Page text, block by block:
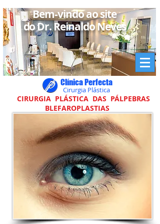
Bem-vindo ao site
do Dr. Reinaldo Neves
Clínica Perfecta
Cirurgia Plástica
CIRURGIA PLÁSTICA DAS PÁLPEBRAS
BLEFAROPLASTIAS